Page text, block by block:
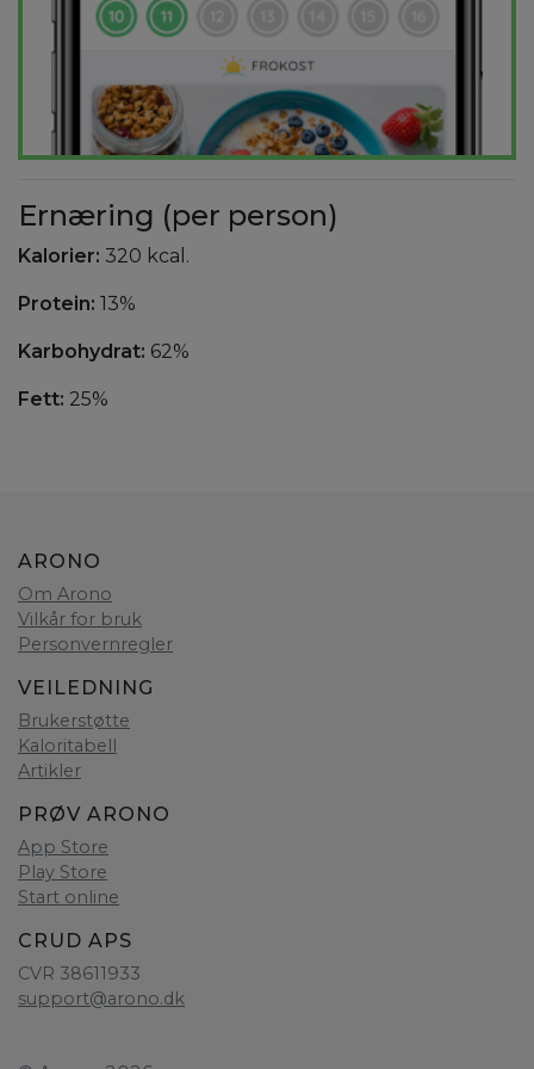
Ernæring (per person)
Kalorier: 320 kcal.
Protein: 13%
Karbohydrat: 62%
Fett: 25%
ARONO
Om Arono
Vilkår for bruk
Personvernregler
VEILEDNING
Brukerstøtte
Kaloritabell
Artikler
PRØV ARONO
App Store
Play Store
Start online
CRUD APS
CVR 38611933
support@arono.dk